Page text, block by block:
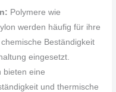
Polymere wie
werden häufig für ihre
Beständigkeit
eingesetzt.
bieten eine
und thermische